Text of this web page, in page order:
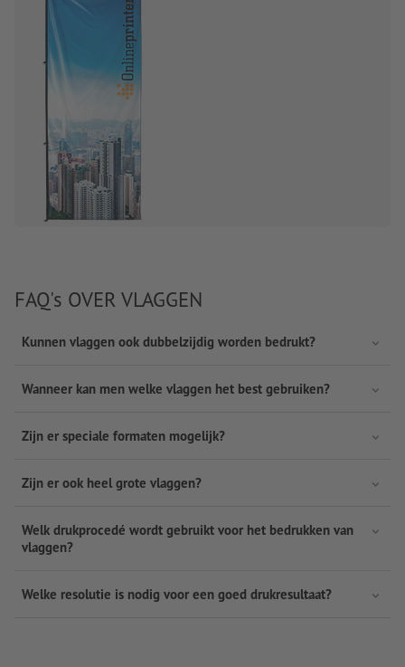
FAQ's OVER VLAGGEN
Kunnen vlaggen ook dubbelzijdig worden bedrukt?
Wanneer kan men welke vlaggen het best gebruiken?
Zijn er speciale formaten mogelijk?
Zijn er ook heel grote vlaggen?
Welk drukprocedé wordt gebruikt voor het bedrukken van
vlaggen?
Welke resolutie is nodig voor een goed drukresultaat?